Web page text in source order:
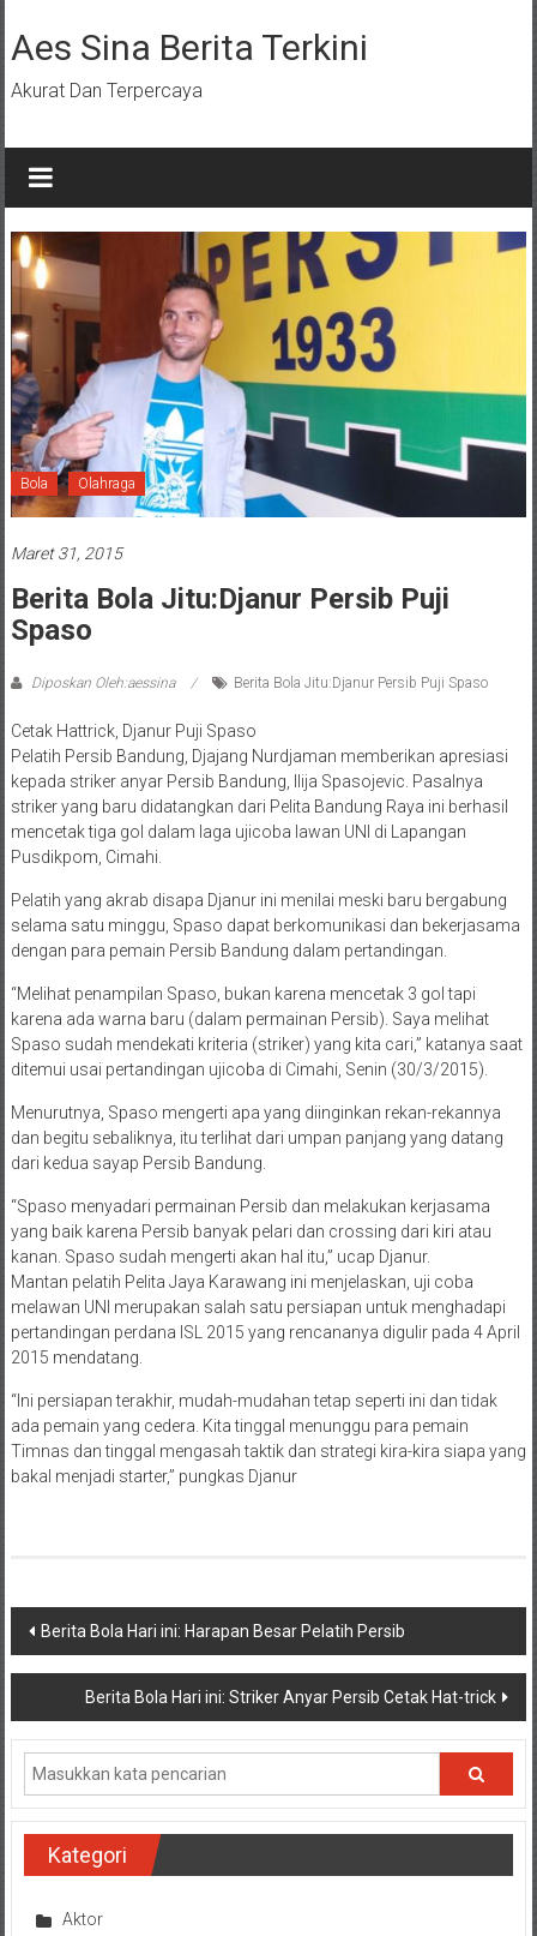
ke
konten
Aes Sina Berita Terkini
Akurat Dan Terpercaya
Bola Olahraga
Maret 31, 2015
Berita Bola Jitu:Djanur Persib Puji
Spaso
Diposkan Oleh:aessina Berita Bola Jitu:Djanur Persib Puji Spaso
Cetak Hattrick, Djanur Puji Spaso
Pelatih Persib Bandung, Djajang Nurdjaman memberikan apresiasi
kepada striker anyar Persib Bandung, Ilija Spasojevic. Pasalnya
striker yang baru didatangkan dari Pelita Bandung Raya ini berhasil
mencetak tiga gol dalam laga ujicoba lawan UNI di Lapangan
Pusdikpom, Cimahi.
Pelatih yang akrab disapa Djanur ini menilai meski baru bergabung
selama satu minggu, Spaso dapat berkomunikasi dan bekerjasama
dengan para pemain Persib Bandung dalam pertandingan.
“Melihat penampilan Spaso, bukan karena mencetak 3 gol tapi
karena ada warna baru (dalam permainan Persib). Saya melihat
Spaso sudah mendekati kriteria (striker) yang kita cari,” katanya saat
ditemui usai pertandingan ujicoba di Cimahi, Senin (30/3/2015).
Menurutnya, Spaso mengerti apa yang diinginkan rekan-rekannya
dan begitu sebaliknya, itu terlihat dari umpan panjang yang datang
dari kedua sayap Persib Bandung.
“Spaso menyadari permainan Persib dan melakukan kerjasama
yang baik karena Persib banyak pelari dan crossing dari kiri atau
kanan. Spaso sudah mengerti akan hal itu,” ucap Djanur.
Mantan pelatih Pelita Jaya Karawang ini menjelaskan, uji coba
melawan UNI merupakan salah satu persiapan untuk menghadapi
pertandingan perdana ISL 2015 yang rencananya digulir pada 4 April
2015 mendatang.
“Ini persiapan terakhir, mudah-mudahan tetap seperti ini dan tidak
ada pemain yang cedera. Kita tinggal menunggu para pemain
Timnas dan tinggal mengasah taktik dan strategi kira-kira siapa yang
bakal menjadi starter,” pungkas Djanur
Navigasi
pos
Berita Bola Hari ini: Harapan Besar Pelatih Persib
Berita Bola Hari ini: Striker Anyar Persib Cetak Hat-trick
Kategori
Aktor